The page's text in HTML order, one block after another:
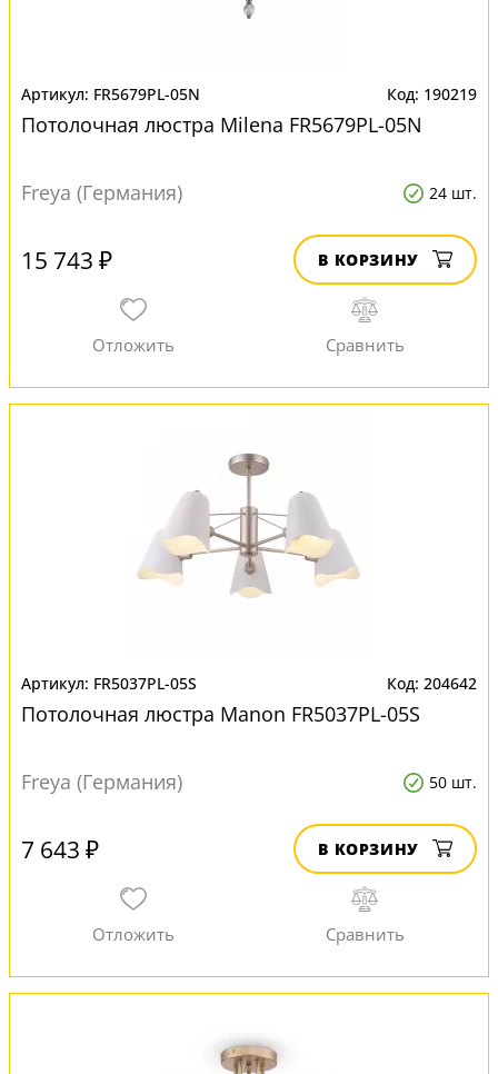
FR5679PL-05N 190219
Потолочная люстра Milena FR5679PL-05N
Freya (Германия) 24 шт.
15 743 ₽ В КОРЗИНУ
FR5037PL-05S 204642
Потолочная люстра Manon FR5037PL-05S
Freya (Германия) 50 шт.
7 643 ₽ В КОРЗИНУ